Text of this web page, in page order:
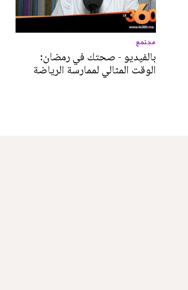
مجتمع
بالفيديو - صحتك في رمضان:
الوقت المثالي لممارسة الرياضة